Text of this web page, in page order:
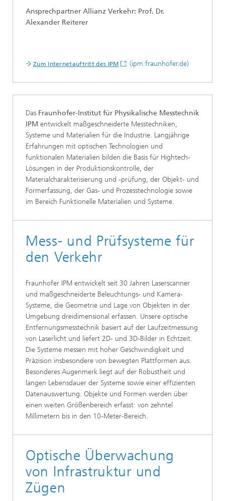
Ansprechpartner Allianz Verkehr: Prof. Dr.
Alexander Reiterer
Zum Internetauftritt des IPM (ipm.fraunhofer.de)
Das Fraunhofer-Institut für Physikalische Messtechnik
IPM entwickelt maßgeschneiderte Messtechniken,
Systeme und Materialien für die Industrie. Langjährige
Erfahrungen mit optischen Technologien und
funktionalen Materialien bilden die Basis für Hightech-
Lösungen in der Produktionskontrolle, der
Materialcharakterisierung und -prüfung, der Objekt- und
Formerfassung, der Gas- und Prozesstechnologie sowie
im Bereich Funktionelle Materialien und Systeme.
Mess- und Prüfsysteme für
den Verkehr
Fraunhofer IPM entwickelt seit 30 Jahren Laserscanner
und maßgeschneiderte Beleuchtungs- und Kamera-
Systeme, die Geometrie und Lage von Objekten in der
Umgebung dreidimensional erfassen. Unsere optische
Entfernungsmesstechnik basiert auf der Laufzeitmessung
von Laserlicht und liefert 2D- und 3D-Bilder in Echtzeit.
Die Systeme messen mit hoher Geschwindigkeit und
Präzision insbesondere von bewegten Plattformen aus.
Besonderes Augenmerk liegt auf der Robustheit und
langen Lebensdauer der Systeme sowie einer effizienten
Datenauswertung. Objekte und Formen werden über
einen weiten Größenbereich erfasst: von zehntel
Millimetern bis in den 10-Meter-Bereich.
Optische Überwachung
von Infrastruktur und
Zügen